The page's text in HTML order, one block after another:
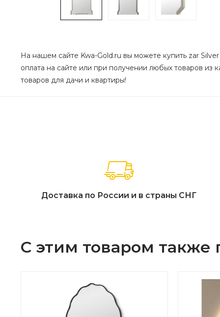
На нашем сайте Kwa-Gold.ru вы можете купить zar
оплата на сайте или при получении любых товаров из
товаров для дачи и квартиры!
Доставка по России и в страны СНГ
С этим товаром также